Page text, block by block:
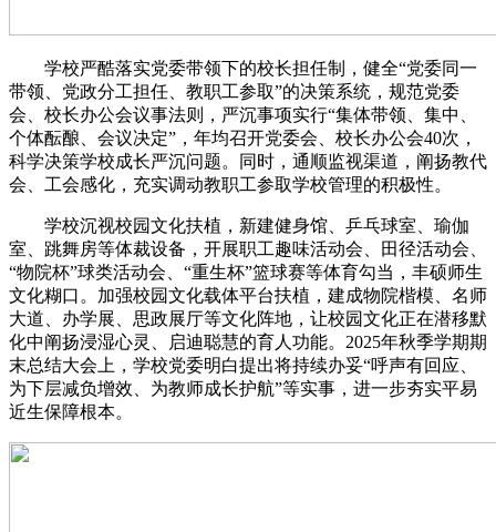
学校严酷落实党委带领下的校长担任制，健全“党委同一
带领、党政分工担任、教职工参取”的决策系统，规范党委
会、校长办公会议事法则，严沉事项实行“集体带领、集中、
个体酝酿、会议决定”，年均召开党委会、校长办公会40次，
科学决策学校成长严沉问题。同时，通顺监视渠道，阐扬教代
会、工会感化，充实调动教职工参取学校管理的积极性。
学校沉视校园文化扶植，新建健身馆、乒乓球室、瑜伽
室、跳舞房等体裁设备，开展职工趣味活动会、田径活动会、
“物院杯”球类活动会、“重生杯”篮球赛等体育勾当，丰硕师生
文化糊口。加强校园文化载体平台扶植，建成物院楷模、名师
大道、办学展、思政展厅等文化阵地，让校园文化正在潜移默
化中阐扬浸湿心灵、启迪聪慧的育人功能。2025年秋季学期期
末总结大会上，学校党委明白提出将持续办妥“呼声有回应、
为下层减负增效、为教师成长护航”等实事，进一步夯实平易
近生保障根本。